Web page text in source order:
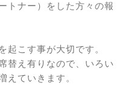
トナー）をした方々の報
起こす事が大切です。
替え有りなので、いろい
えていきます。